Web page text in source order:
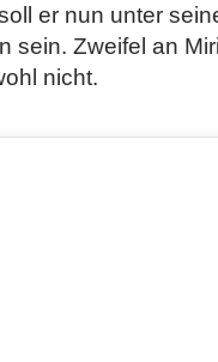
er nun unter
sein. Zweifel an
nicht.